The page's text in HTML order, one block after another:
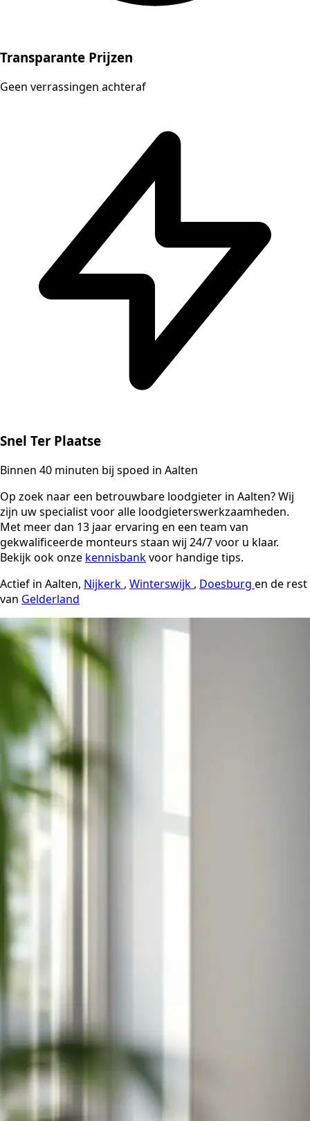
Transparante Prijzen
Geen verrassingen achteraf
Snel Ter Plaatse
Binnen 40 minuten bij spoed in Aalten
Op zoek naar een betrouwbare loodgieter in Aalten? Wij
zijn uw specialist voor alle loodgieterswerkzaamheden.
Met meer dan 13 jaar ervaring en een team van
gekwalificeerde monteurs staan wij 24/7 voor u klaar.
Bekijk ook onze kennisbankvoor handige tips.
Actief in Aalten, Nijkerk , Winterswijk , Doesburg en de rest
van Gelderland